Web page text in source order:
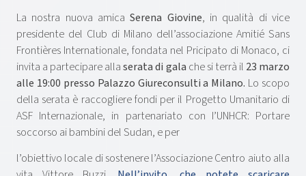
La nostra nuova amicaSerena Giovine, in qualità di vice
presidente del Club di Milano dell’associazione Amitié Sans
Frontières Internationale, fondata nel Pricipato di Monaco, ci
invita a partecipare allaserata di gala che si terrà il 23 marzo
alle 19:00 presso Palazzo Giureconsulti a Milano. Lo scopo
della serata è raccogliere fondi per il Progetto Umanitario di
ASF Internazionale, in partenariato con I’UNHCR: Portare
soccorso ai bambini del Sudan, e per
l’obiettivo locale di sostenere l’Associazione Centro aiuto alla